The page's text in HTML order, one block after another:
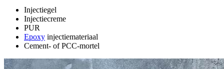
Injectiegel
Injectiecreme
PUR
Epoxy injectiemateriaal
Cement- of PCC-mortel